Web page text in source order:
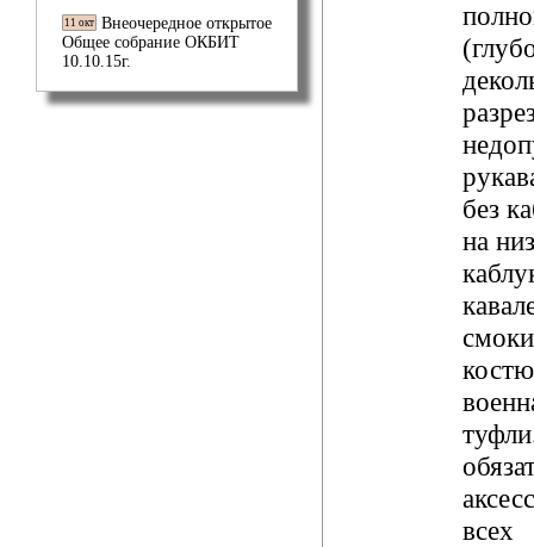
11 окт Внеочередное открытое
Общее собрание ОКБИТ
10.10.15г.
без
на
всех